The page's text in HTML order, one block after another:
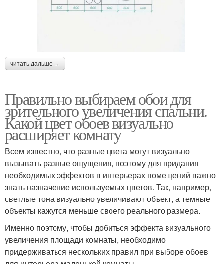
читать дальше →
Правильно выбираем обои для
зрительного увеличения спальни.
Какой цвет обоев визуально
расширяет комнату
Всем известно, что разные цвета могут визуально
вызывать разные ощущения, поэтому для придания
необходимых эффектов в интерьерах помещений важно
знать назначение используемых цветов. Так, например,
светлые тона визуально увеличивают объект, а темные
объекты кажутся меньше своего реального размера.
Именно поэтому, чтобы добиться эффекта визуального
увеличения площади комнаты, необходимо
придерживаться нескольких правил при выборе обоев